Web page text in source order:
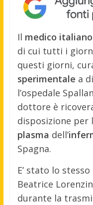
Il medico italiano
di cui tutti i
questi giorni,
sperimentale a
l’ospedale
dottore è
disposizione per
plasma dell’
Spagna.
E’ stato lo
Beatrice
durante la